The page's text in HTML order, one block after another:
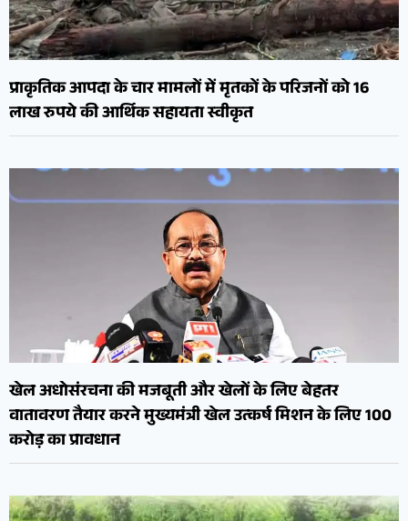
प्राकृतिक आपदा के चार मामलों में मृतकों के परिजनों को 16
लाख रुपये की आर्थिक सहायता स्वीकृत
खेल अधोसंरचना की मजबूती और खेलों के लिए बेहतर
वातावरण तैयार करने मुख्यमंत्री खेल उत्कर्ष मिशन के लिए 100
करोड़ का प्रावधान